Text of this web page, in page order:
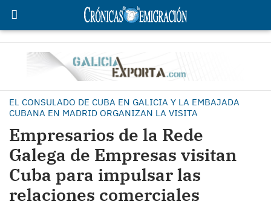
EL CONSULADO DE CUBA EN GALICIA Y LA EMBAJADA
CUBANA EN MADRID ORGANIZAN LA VISITA
Empresarios de la Rede
Galega de Empresas visitan
Cuba para impulsar las
relaciones comerciales